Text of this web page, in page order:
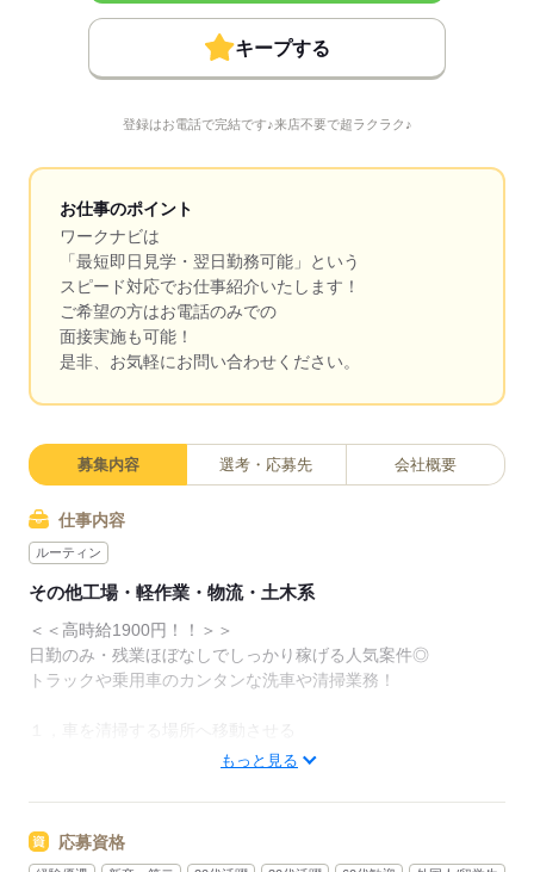
キープする
登録はお電話で完結です♪来店不要で超ラクラク♪
お仕事のポイント
ワークナビは
「最短即日見学・翌日勤務可能」という
スピード対応でお仕事紹介いたします！
ご希望の方はお電話のみでの
面接実施も可能！
是非、お気軽にお問い合わせください。
募集内容 選考・応募先 会社概要
仕事内容
ルーティン
その他工場・軽作業・物流・土木系
＜＜高時給1900円！！＞＞
日勤のみ・残業ほぼなしでしっかり稼げる人気案件◎
トラックや乗用車のカンタンな洗車や清掃業務！
１，車を清掃する場所へ移動させる
２，清掃する手順に沿って、車を清掃
未経験の方も丁寧にフォローするので安心♪
お仕事に慣れてきたら先輩と一緒に
もっと見る
応募資格